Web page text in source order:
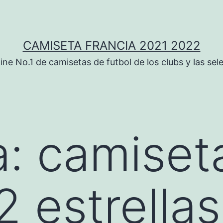
CAMISETA FRANCIA 2021 2022
No.1 de camisetas de futbol de los clubs y las
estrellas